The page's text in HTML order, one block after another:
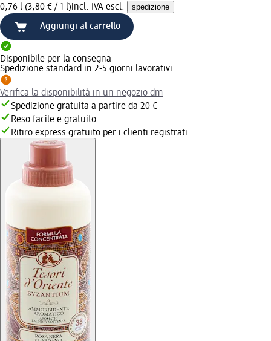
0,76 l (3,80 € / 1 l)incl. IVA escl. spedizione
Aggiungi al carrello
Disponibile per la consegna
Spedizione standard in 2-5 giorni lavorativi
Verifica la disponibilità in un negozio dm
Spedizione gratuita a partire da 20 €
Reso facile e gratuito
Ritiro express gratuito per i clienti registrati